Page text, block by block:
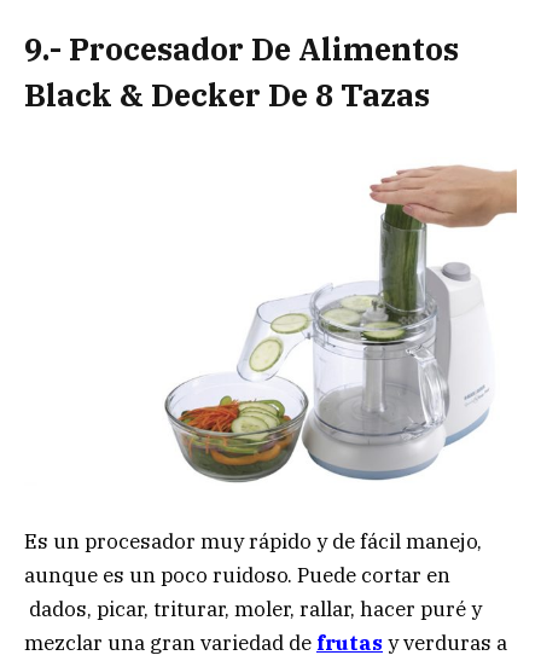
9.- Procesador De Alimentos
Black & Decker De 8 Tazas
Es un procesador muy rápido y de fácil manejo,
aunque es un poco ruidoso. Puede cortar en
dados, picar, triturar, moler, rallar, hacer puré y
mezclar una gran variedad de frutas y verduras a